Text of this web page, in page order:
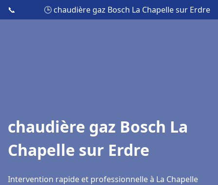
📞 🕒 chaudière gaz Bosch La Chapelle sur Erdre
chaudière gaz Bosch La
Chapelle sur Erdre
Intervention rapide et professionnelle à La Chapelle